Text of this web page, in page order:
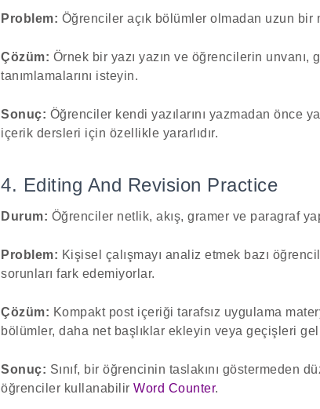
Problem: Öğrenciler açık bölümler olmadan uzun
Çözüm: Örnek bir yazı yazın ve öğrencilerin
tanımlamalarını isteyin.
Sonuç: Öğrenciler kendi yazılarını yazmadan önce
içerik dersleri için özellikle yararlıdır.
4. Editing And Revision Practice
Durum: Öğrenciler netlik, akış, gramer ve paragraf
Problem: Kişisel çalışmayı analiz etmek bazı
sorunları fark edemiyorlar.
Çözüm: Kompakt post içeriği tarafsız uygulama
bölümler, daha net başlıklar ekleyin veya geçişleri
Sonuç: Sınıf, bir öğrencinin taslakını göstermeden
öğrenciler kullanabilir Word Counter.